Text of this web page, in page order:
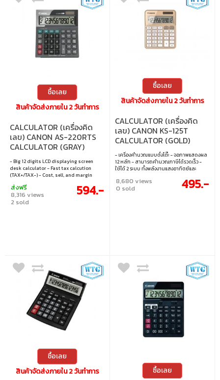
ซื้อเลย
สินค้าจัดส่งภายใน 2 วันทำการ
CALCULATOR (เครื่องคิด
เลข) CANON AS-220RTS
CALCULATOR (GRAY)
- Big 12 digits LCD displaying screen
desk calculator - Fast tax calcution
(TAX+/TAX-) - Cost, sell, and margin
items
ส่งฟรี
8,316 views
2 sold
594.-
ซื้อเลย
สินค้าจัดส่งภายใน 2 วันทำการ
CALCULATOR (เครื่องคิด
เลข) CANON KS-125T
CALCULATOR (GOLD)
- เครื่องคำนวณแบบตั้งโต๊ะ - จอภาพแสดงผล
12 หลัก - สามารถคำนวณภาษีได้รวดเร็ว -
ใช้ได้ 2 ระบบ ทั้งพลังงานแสงอาทิตย์และ
8,680 views
0 sold 495.-
ซื้อเลย
สินค้าจัดส่งภายใน 2 วันทำการ
ซื้อเลย